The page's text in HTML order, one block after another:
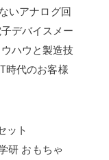
いアナログ回
デバイスメー
ハウと製造技
時代のお客様
ット
研 おもちゃ